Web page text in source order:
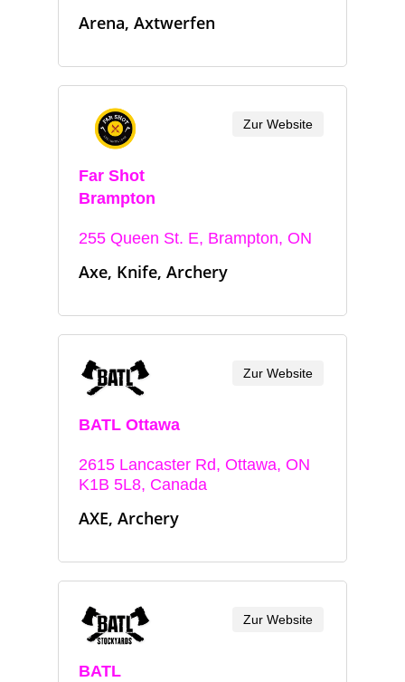
Arena, Axtwerfen
Far Shot
Brampton
255 Queen St. E, Brampton, ON
Axe, Knife, Archery
Zur Website
BATL Ottawa
2615 Lancaster Rd, Ottawa, ON
K1B 5L8, Canada
AXE, Archery
Zur Website
BATL
Zur Website